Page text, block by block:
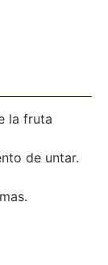
la fruta
de untar.